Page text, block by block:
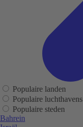
Populaire landen
Populaire luchthavens
Populaire steden
Bahrein